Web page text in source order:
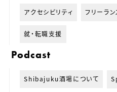
アクセシビリティ フリーラン
就・転職支援
Podcast
Shibajuku酒場について